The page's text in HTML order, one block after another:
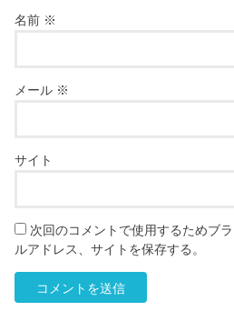
名前 ※
メール ※
サイト
次回のコメントで使用するためブ
ルアドレス、サイトを保存する。